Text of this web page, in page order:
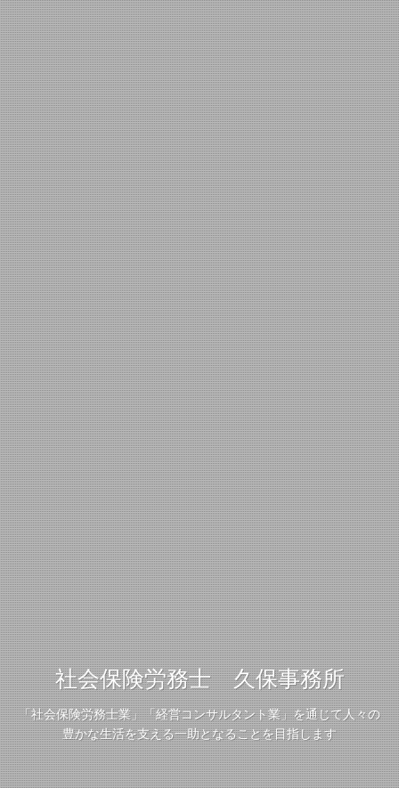
社会保険労務士 久保事務所
「社会保険労務士業」「経営コンサルタント業」を通じて人々の
豊かな生活を支える一助となることを目指します